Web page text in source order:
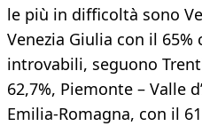
le più in difficoltà sono
Venezia Giulia con il
introvabili, seguono
62,7%, Piemonte – Valle
Emilia-Romagna, con il